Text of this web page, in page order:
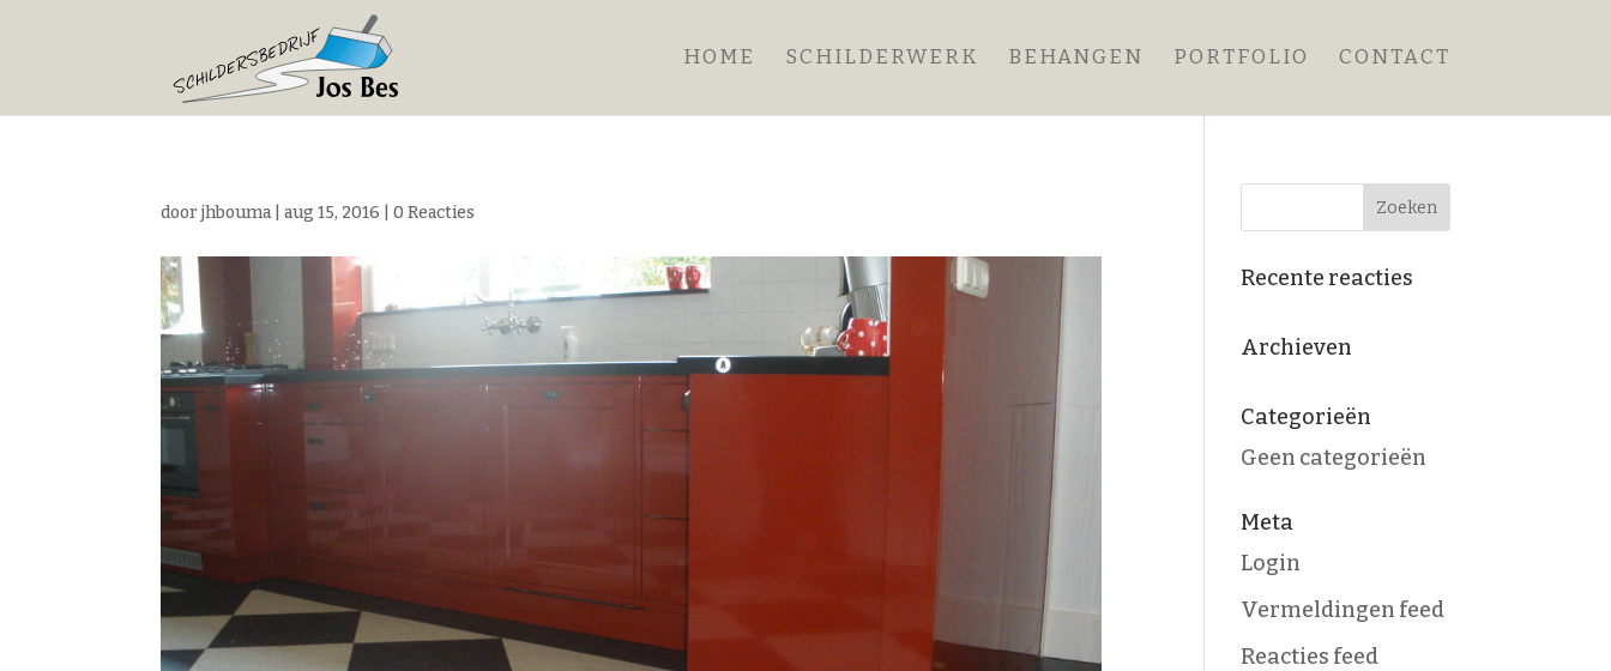
HOME SCHILDERWERK BEHANGEN PORTFOLIO CONTACT
doorjhbouma|aug 15, 2016 |0 Reacties
Recente reacties
Archieven
Categorieën
Geen categorieën
Meta
Login
Vermeldingen feed
Reacties feed